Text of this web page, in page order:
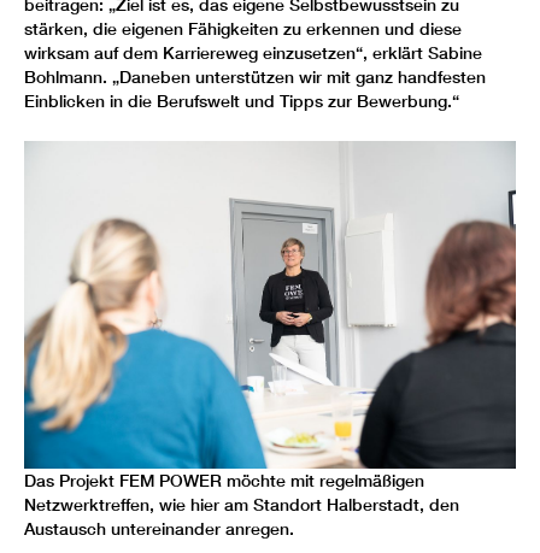
beitragen: „Ziel ist es, das eigene Selbstbewusstsein zu
stärken, die eigenen Fähigkeiten zu erkennen und diese
wirksam auf dem Karriereweg einzusetzen“, erklärt Sabine
Bohlmann. „Daneben unterstützen wir mit ganz handfesten
Einblicken in die Berufswelt und Tipps zur Bewerbung.“
Das Projekt FEM POWER möchte mit regelmäßigen
Netzwerktreffen, wie hier am Standort Halberstadt, den
Austausch untereinander anregen.